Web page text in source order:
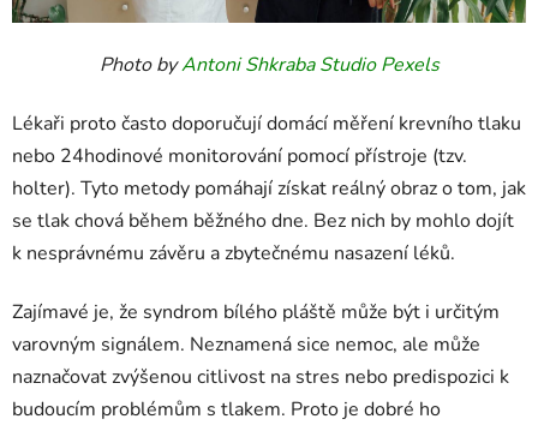
Photo byAntoni Shkraba Studio Pexels
Lékaři proto často doporučují domácí měření krevního tlaku
nebo 24hodinové monitorování pomocí přístroje (tzv.
holter). Tyto metody pomáhají získat reálný obraz o tom, jak
se tlak chová během běžného dne. Bez nich by mohlo dojít
k nesprávnému závěru a zbytečnému nasazení léků.
Zajímavé je, že syndrom bílého pláště může být i určitým
varovným signálem. Neznamená sice nemoc, ale může
naznačovat zvýšenou citlivost na stres nebo predispozici k
budoucím problémům s tlakem. Proto je dobré ho